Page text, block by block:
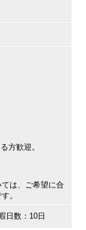
方歓迎。
は、ご希望に合
。
日数：10日